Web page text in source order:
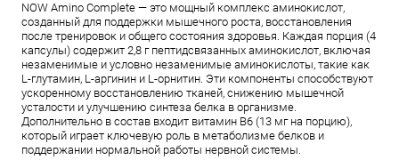
NOW Amino Complete — это мощный комплекс аминокислот,
созданный для поддержки мышечного роста, восстановления
после тренировок и общего состояния здоровья. Каждая порция (4
капсулы) содержит 2,8 г пептидсвязанных аминокислот, включая
незаменимые и условно незаменимые аминокислоты, такие как
L-глутамин, L-аргинин и L-орнитин. Эти компоненты способствуют
ускоренному восстановлению тканей, снижению мышечной
усталости и улучшению синтеза белка в организме.
Дополнительно в состав входит витамин B6 (13 мг на порцию),
который играет ключевую роль в метаболизме белков и
поддержании нормальной работы нервной системы.